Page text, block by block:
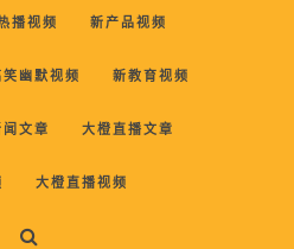
播视频 新产品视频
笑幽默视频 新教育视频
闻文章 大橙直播文章
大橙直播视频